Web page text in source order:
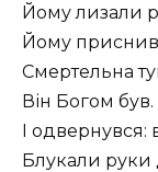
Йому лизали
Йому
Смертельна
Він Богом був.
І одвернувся:
Блукали руки